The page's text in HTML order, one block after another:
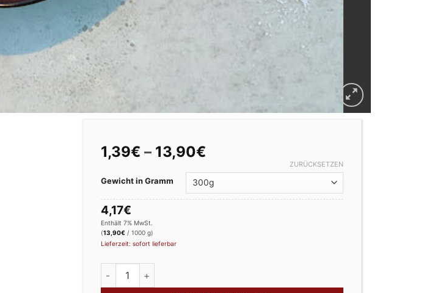
1,39€ – 13,90€Preisspanne:
bis
13,90€
Gewicht in Gramm
ZURÜCKSETZEN
4,17€
Enthält 7% MwSt.
(13,90€/ 1000 g)
Lieferzeit: sofort lieferbar
Schweinemett / Hackepeter Menge